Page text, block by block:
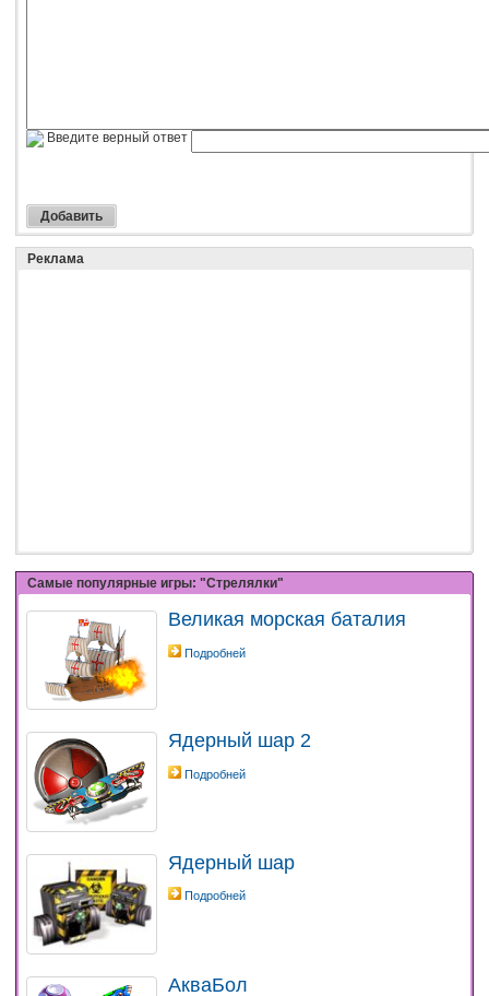
Введите верный ответ
Реклама
Самые популярные игры: "Стрелялки"
Великая морская баталия
Подробней
Ядерный шар 2
Подробней
Ядерный шар
Подробней
АкваБол